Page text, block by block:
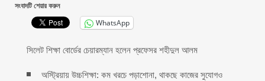
সংবাদটি শেয়ার করুন
WhatsApp
সিলেট শিক্ষা বোর্ডের চেয়ারম্যান হলেন প্রফেসর শহীদুল আলম
অস্ট্রিয়ায় উচ্চশিক্ষা: কম খরচে পড়াশোনা, থাকছে কাজের সুযোগও